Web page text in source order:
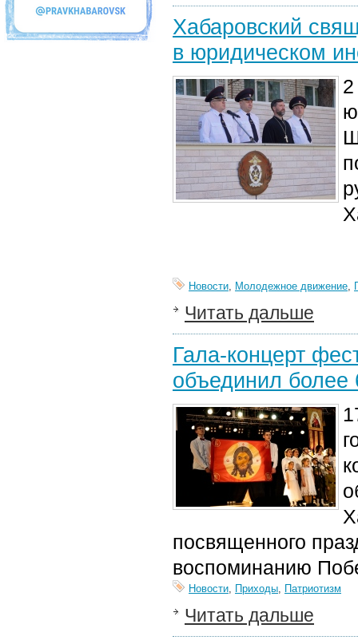
Хабаровский
в юридическом
Новости, Молодежное движение,
Читать дальше
Гала-концерт
объединил более
посвященного
воспоминанию
Новости, Приходы, Патриотизм
Читать дальше